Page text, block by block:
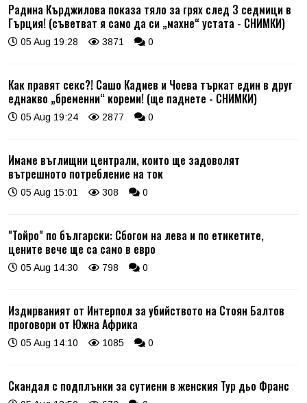
Радина Кърджилова показа тяло за грях след 3 седмици в
Гърция! (съветват я само да си „махне“ устата - СНИМКИ)
05 Aug 19:28 3871 0
Как правят секс?! Сашо Кадиев и Чоева търкат един в друг
еднакво „бременни“ кореми! (ще паднете - СНИМКИ)
05 Aug 19:24 2877 0
Имаме въглищни централи, които ще задоволят
вътрешното потребление на ток
05 Aug 15:01 308 0
"Тойро" по български: Сбогом на лева и по етикетите,
цените вече ще са само в евро
05 Aug 14:30 798 0
Издирваният от Интерпол за убийството на Стоян Балтов
проговори от Южна Африка
05 Aug 14:10 1085 0
Скандал с подплънки за сутиени в женския Тур дьо Франс